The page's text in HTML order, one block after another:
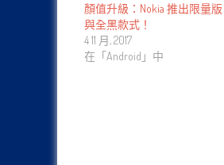
顏值升級：Nokia 推出限量
與全黑款式！
4 11 月, 2017
在「Android」中